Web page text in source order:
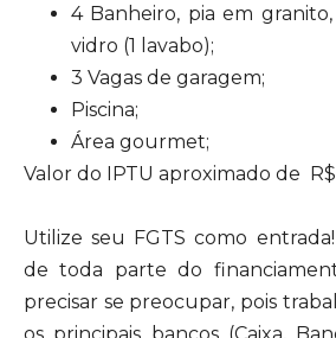
4 Banheiro, pia em
vidro (1 lavabo);
3 Vagas de garagem;
Piscina;
Área gourmet;
Valor do IPTU aproximado de
Utilize seu FGTS como
de toda parte do
precisar se preocupar, pois